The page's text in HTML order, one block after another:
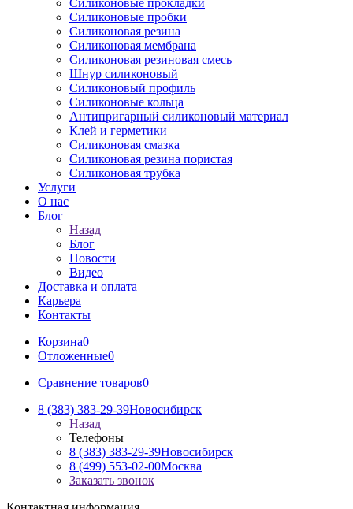
Силиконовые пробки
Силиконовая резина
Силиконовая мембрана
Силиконовая резиновая смесь
Шнур силиконовый
Силиконовый профиль
Силиконовые кольца
Антипригарный силиконовый материал
Клей и герметики
Силиконовая смазка
Силиконовая резина пористая
Силиконовая трубка
Услуги
О нас
Блог
Назад
Блог
Новости
Видео
Доставка и оплата
Карьера
Контакты
Корзина0
Отложенные0
Сравнение товаров0
8 (383) 383-29-39Новосибирск
Назад
Телефоны
8 (383) 383-29-39Новосибирск
8 (499) 553-02-00Москва
Заказать звонок